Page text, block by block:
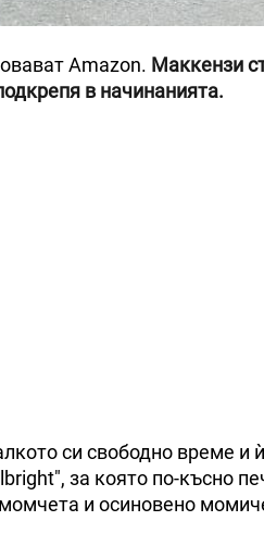
Amazon. Маккензи
в начинанията.
си свободно време и
за която по-късно
и осиновено